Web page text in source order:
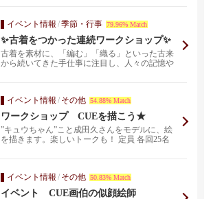
イベント情報 /季節・行事 79.96% Match
✨古着をつかった連続ワークショップ✨
「ゆれてたゆたう―水面の襞ー」
古着を素材に、「編む」「織る」といった古来
から続いてきた手仕事に注目し、人々の記憶や
イベント情報 / その他 54.88% Match
ワークショップ CUEを描こう★
”キュウちゃん”こと成田久さんをモデルに、絵
を描きます。楽しいトークも！ 定員 各回25名
イベント情報 / その他 50.83% Match
イベント CUE画伯の似顔絵師